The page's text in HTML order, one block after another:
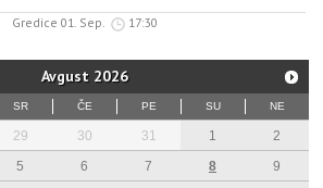
Gredice 01. Sep. 17:30
Avgust 2026
SR ČE PE SU NE
29 30 31 1
2
5 6 7 8
9